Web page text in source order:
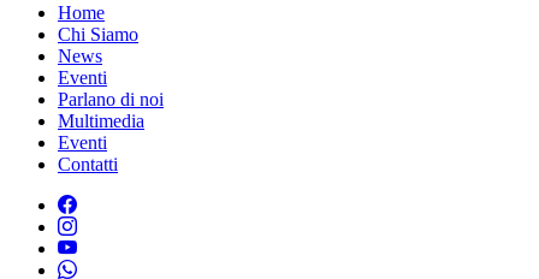
Home
Chi Siamo
News
Eventi
Parlano di noi
Multimedia
Eventi
Contatti